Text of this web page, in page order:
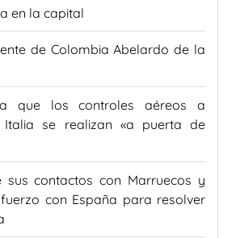
en la capital
de Colombia Abelardo de la
que los controles aéreos a
Italia se realizan «a puerta de
sus contactos con Marruecos y
con España para resolver